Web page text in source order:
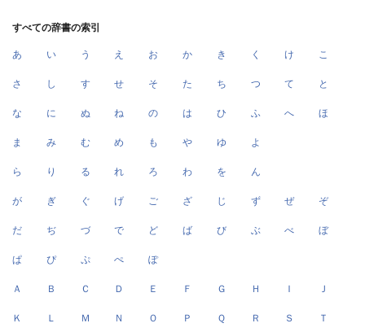
すべての辞書の索引
あ い う え お か き く け こ
さ し す せ そ た ち つ て と
な に ぬ ね の は ひ ふ へ ほ
ま み む め も や ゆ よ
ら り る れ ろ わ を ん
が ぎ ぐ げ ご ざ じ ず ぜ ぞ
だ ぢ づ で ど ば び ぶ べ ぼ
ぱ ぴ ぷ ぺ ぽ
Ａ Ｂ Ｃ Ｄ Ｅ Ｆ Ｇ Ｈ Ｉ Ｊ
Ｋ Ｌ Ｍ Ｎ Ｏ Ｐ Ｑ Ｒ Ｓ Ｔ